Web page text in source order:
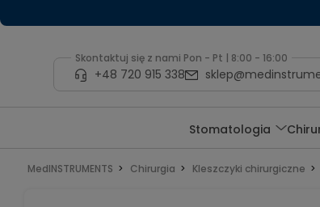
Skontaktuj się z nami Pon - Pt | 8:00 - 16:00
+48 720 915 338
Stomatologia
MedINSTRUMENTS Chirurgia Kleszczyki chirurgiczne